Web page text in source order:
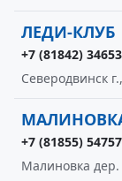
ЛЕДИ-КЛУБ
+7 (81842) 34653
Северодвинск
+7 (81855) 54757
Малиновка дер.